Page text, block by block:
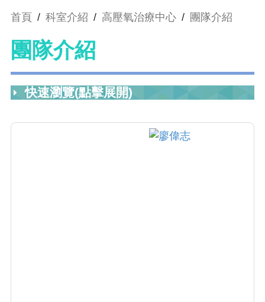
首頁 / 科室介紹 / 高壓氧治療中心 / 團隊介紹
團隊介紹
快速瀏覽(點擊展開)